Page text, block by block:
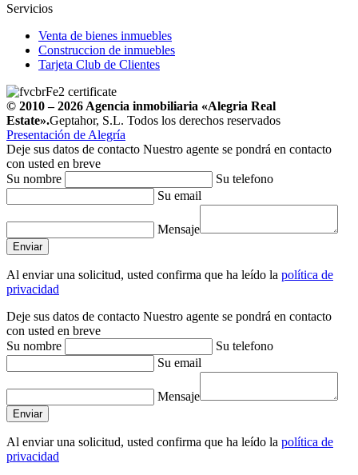
Servicios
Venta de bienes inmuebles
Construccion de inmuebles
Tarjeta Club de Clientes
© 2010 – 2026 Agencia inmobiliaria «Alegria Real
Estate».Geptahor, S.L. Todos los derechos reservados
Presentación de Alegría
Deje sus datos de contacto Nuestro agente se pondrá en contacto
con usted en breve
Su nombre
Su telefono
Su email
Mensaje
Al enviar una solicitud, usted confirma que ha leído la política de
privacidad
Deje sus datos de contacto Nuestro agente se pondrá en contacto
con usted en breve
Su nombre
Su telefono
Su email
Mensaje
Al enviar una solicitud, usted confirma que ha leído la política de
privacidad